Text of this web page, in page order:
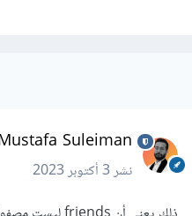
Mustafa Suleiman
نشر3 أكتوبر 2023